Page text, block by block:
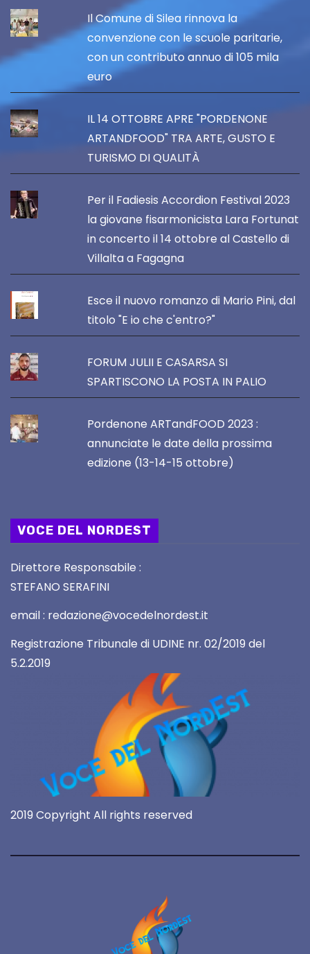
Il Comune di Silea rinnova la
convenzione con le scuole paritarie,
con un contributo annuo di 105 mila
euro
IL 14 OTTOBRE APRE "PORDENONE
ARTANDFOOD" TRA ARTE, GUSTO E
TURISMO DI QUALITÀ
Per il Fadiesis Accordion Festival 2023
la giovane fisarmonicista Lara Fortunat
in concerto il 14 ottobre al Castello di
Villalta a Fagagna
Esce il nuovo romanzo di Mario Pini, dal
titolo "E io che c'entro?"
FORUM JULII E CASARSA SI
SPARTISCONO LA POSTA IN PALIO
Pordenone ARTandFOOD 2023 :
annunciate le date della prossima
edizione (13-14-15 ottobre)
VOCE DEL NORDEST
Direttore Responsabile :
STEFANO SERAFINI
email : redazione@vocedelnordest.it
Registrazione Tribunale di UDINE nr. 02/2019 del
5.2.2019
2019 Copyright All rights reserved